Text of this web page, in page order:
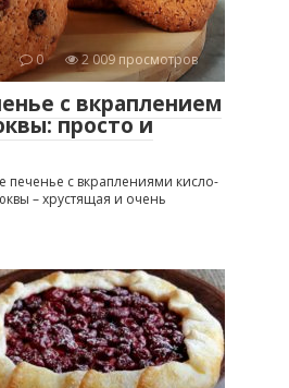
0
2 009 просмотров
с вкраплением
просто и
печенье с вкраплениями кисло-
– хрустящая и очень